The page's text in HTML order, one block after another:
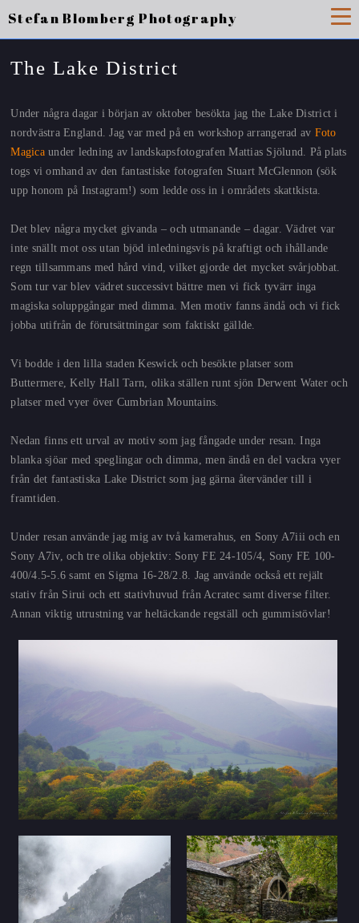
Stefan Blomberg Photography
The Lake District
Under några dagar i början av oktober besökta jag the Lake District i
nordvästra England. Jag var med på en workshop arrangerad av Foto
Magicaunder ledning av landskapsfotografen Mattias Sjölund. På plats
togs vi omhand av den fantastiske fotografen Stuart McGlennon (sök
upp honom på Instagram!) som ledde oss in i områdets skattkista.
Det blev några mycket givanda – och utmanande – dagar. Vädret var
inte snällt mot oss utan bjöd inledningsvis på kraftigt och ihållande
regn tillsammans med hård vind, vilket gjorde det mycket svårjobbat.
Som tur var blev vädret successivt bättre men vi fick tyvärr inga
magiska soluppgångar med dimma. Men motiv fanns ändå och vi fick
jobba utifrån de förutsättningar som faktiskt gällde.
Vi bodde i den lilla staden Keswick och besökte platser som
Buttermere, Kelly Hall Tarn, olika ställen runt sjön Derwent Water och
platser med vyer över Cumbrian Mountains.
Nedan finns ett urval av motiv som jag fångade under resan. Inga
blanka sjöar med speglingar och dimma, men ändå en del vackra vyer
från det fantastiska Lake District som jag gärna återvänder till i
framtiden.
Under resan använde jag mig av två kamerahus, en Sony A7iii och en
Sony A7iv, och tre olika objektiv: Sony FE 24-105/4, Sony FE 100-
400/4.5-5.6 samt en Sigma 16-28/2.8. Jag använde också ett rejält
stativ från Sirui och ett stativhuvud från Acratec samt diverse filter.
Annan viktig utrustning var heltäckande regställ och gummistövlar!